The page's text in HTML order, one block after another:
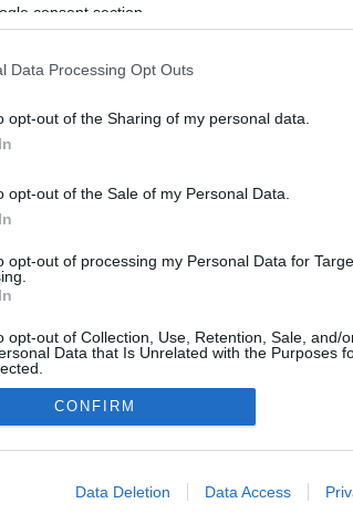
consent section.
Data Processing Opt Outs
opt-out of the Sharing of my personal data.
opt-out of the Sale of my Personal Data.
opt-out of processing my Personal Data for
opt-out of Collection, Use, Retention, Sale, and/
Data that Is Unrelated with the Purposes
allow Google to enable storage related to
CONFIRM
Data Deletion Data Access
család! c. könyv
ELTÉRŐ TARTALMÚ", EGY
kifogásolta a Pest Megyei
IMPRESSZUM
UGYTUDJUK - Kő a Mezőn